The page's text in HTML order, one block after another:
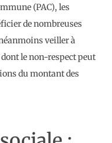
(PAC), les
de nombreuses
veiller à
le non-respect peut
du montant des